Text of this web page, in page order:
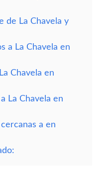
de La Chavela y
a La Chavela en
Chavela en
La Chavela en
a en